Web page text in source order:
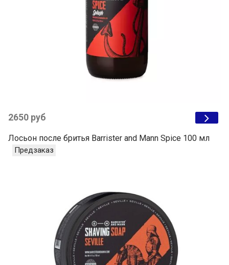
2650 руб
Лосьон после бритья Barrister and Mann Spice 100 мл
Предзаказ